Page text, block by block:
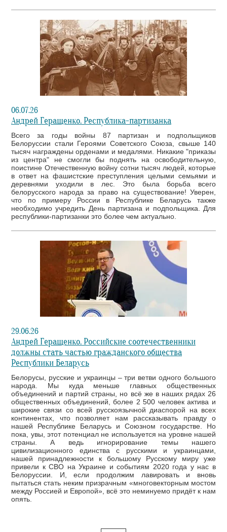
06.07.26
Андрей Геращенко. Республика-партизанка
Всего за годы войны 87 партизан и подпольщиков
Белоруссии стали Героями Советского Союза, свыше 140
тысяч награждены орденами и медалями. Никакие "приказы
из центра" не смогли бы поднять на освободительную,
поистине Отечественную войну сотни тысяч людей, которые
в ответ на фашистские преступления целыми семьями и
деревнями уходили в лес. Это была борьба всего
белорусского народа за право на существование! Уверен,
что по примеру России в Республике Беларусь также
необходимо учредить День партизана и подпольщика. Для
республики-партизанки это более чем актуально.
29.06.26
Андрей Геращенко. Российские соотечественники
должны стать частью гражданского общества
Республики Беларусь
Белорусы, русские и украинцы – три ветви одного большого
народа. Мы куда меньше главных общественных
объединений и партий страны, но всё же в наших рядах 26
общественных объединений, более 2 500 человек актива и
широкие связи со всей русскоязычной диаспорой на всех
континентах, что позволяет нам рассказывать правду о
нашей Республике Беларусь и Союзном государстве. Но
пока, увы, этот потенциал не используется на уровне нашей
страны. А ведь игнорирование темы нашего
цивилизационного единства с русскими и украинцами,
нашей принадлежности к большому Русскому миру уже
привели к СВО на Украине и событиям 2020 года у нас в
Белоруссии. И, если продолжим лавировать и вновь
пытаться стать неким призрачным «многовекторным мостом
между Россией и Европой», всё это неминуемо придёт к нам
опять.